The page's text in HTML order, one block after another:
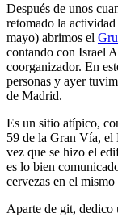
Después de unos
retomado la
mayo) abrimos el
contando con Israel
coorganizador. En
personas y ayer
de Madrid.
Es un sitio atípico,
59 de la Gran Vía, el
vez que se hizo el
es lo bien
cervezas en el
Aparte de git, dedico